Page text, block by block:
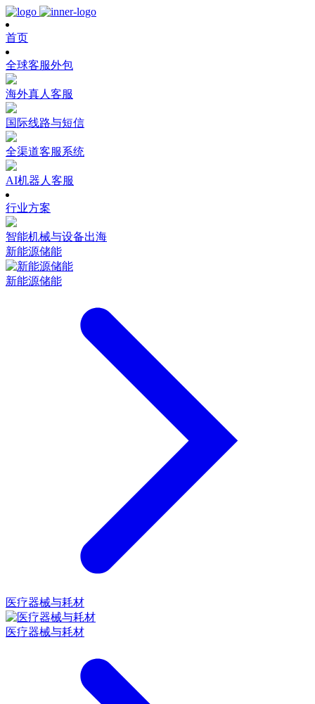
首页
全球客服外包
海外真人客服
国际线路与短信
全渠道客服系统
AI机器人客服
行业方案
智能机械与设备出海
新能源储能
新能源储能
医疗器械与耗材
医疗器械与耗材